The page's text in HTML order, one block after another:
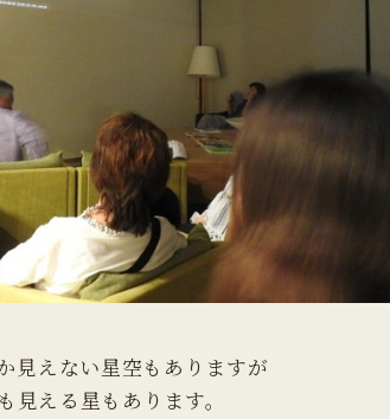
見えない星空もありますが
見える星もあります。